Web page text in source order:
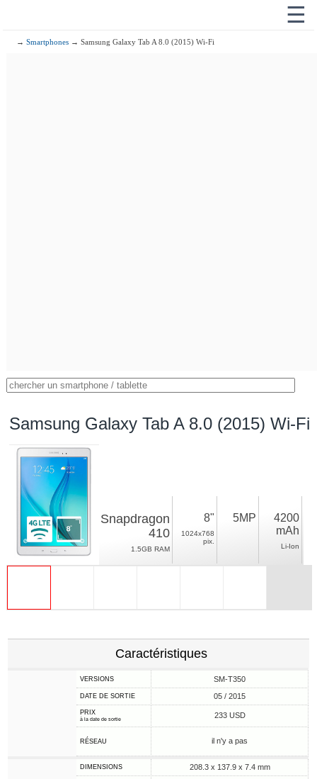
☰
→Smartphones → Samsung Galaxy Tab A 8.0 (2015) Wi-Fi
Samsung Galaxy Tab A 8.0 (2015) Wi-Fi
Snapdragon
410
1.5GB RAM
8"
1024x768
pix.
5MP
4200
mAh
Li-Ion
Caractéristiques
VERSIONS SM-T350
DATE DE SORTIE 05 / 2015
PRIX
à la date de sortie 233 USD
RÉSEAU il n'y a pas
DIMENSIONS 208.3 x 137.9 x 7.4 mm